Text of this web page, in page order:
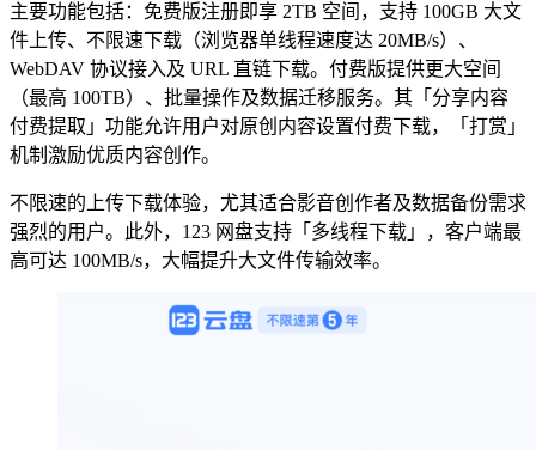
主要功能包括：免费版注册即享 2TB 空间，支持 100GB 大文
件上传、不限速下载（浏览器单线程速度达 20MB/s）、
WebDAV 协议接入及 URL 直链下载。付费版提供更大空间
（最高 100TB）、批量操作及数据迁移服务。其「分享内容
付费提取」功能允许用户对原创内容设置付费下载，「打赏」
机制激励优质内容创作。
不限速的上传下载体验，尤其适合影音创作者及数据备份需求
强烈的用户。此外，123 网盘支持「多线程下载」，客户端最
高可达 100MB/s，大幅提升大文件传输效率。